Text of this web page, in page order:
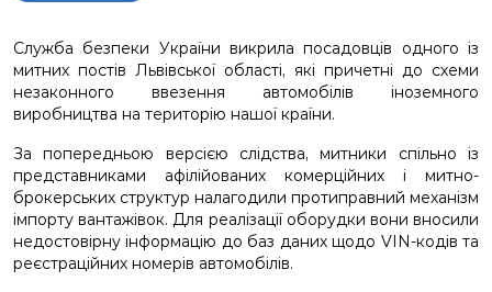
Служба безпеки України викрила посадовців одного із
митних постів Львівської області, які причетні до схеми
незаконного ввезення автомобілів іноземного
виробництва на територію нашої країни.
За попередньою версією слідства, митники спільно із
представниками афілійованих комерційних і митно-
брокерських структур налагодили протиправний механізм
імпорту вантажівок. Для реалізації оборудки вони вносили
недостовірну інформацію до баз даних щодо VIN-кодів та
реєстраційних номерів автомобілів.